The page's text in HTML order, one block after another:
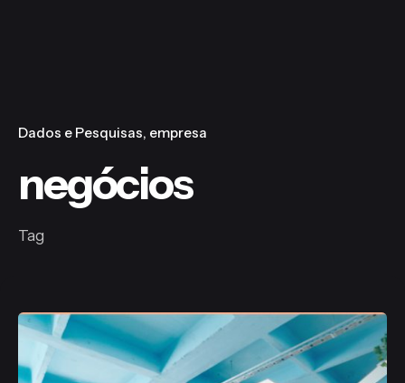
Dados e Pesquisas empresa
negócios
Tag